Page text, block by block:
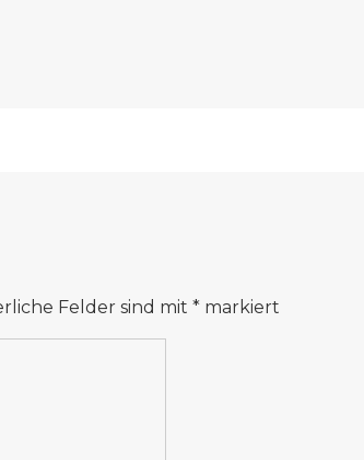
Felder sind mit * markiert